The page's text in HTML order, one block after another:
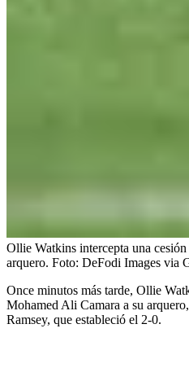
Ollie Watkins intercepta una
arquero. Foto: DeFodi Images via
Once minutos más tarde, Ollie
Mohamed Ali Camara a su
Ramsey, que estableció el 2-0.